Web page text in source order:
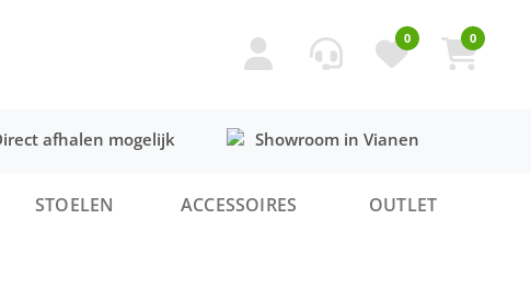
0 0
afhalen mogelijk Showroom in Vianen
STOELEN ACCESSOIRES OUTLET